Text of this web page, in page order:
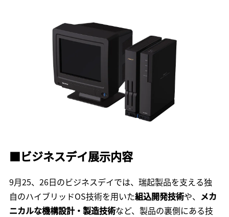
■ビジネスデイ展示内容
9月25、26日のビジネスデイでは、瑞起製品を支える独
自のハイブリッドOS技術を用いた組込開発技術や、 メカ
ニカルな機構設計・製造技術など、製品の裏側にある技